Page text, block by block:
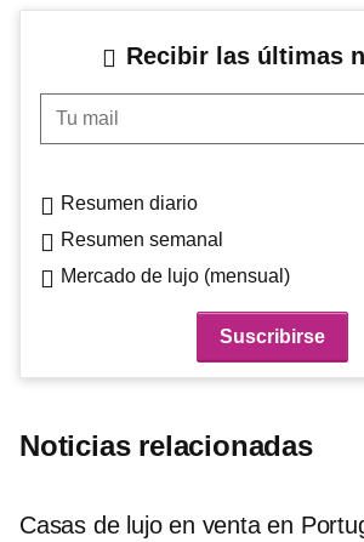
Recibir las últimas
Tu mail
Resumen diario
Resumen semanal
Mercado de lujo (mensual)
Noticias relacionadas
Casas de lujo en venta en